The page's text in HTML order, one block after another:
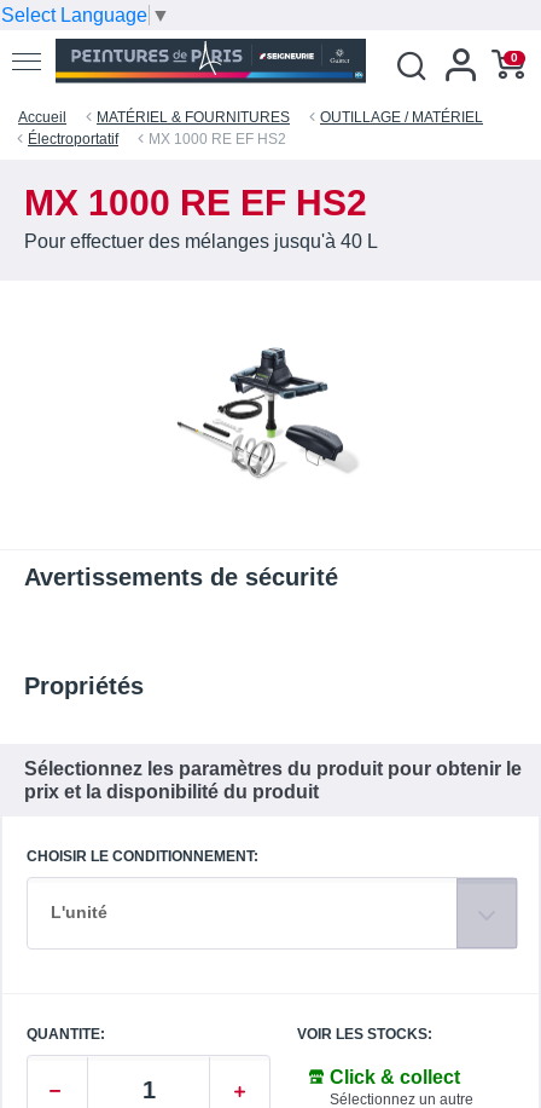
Select Language ▼
0
Accueil MATÉRIEL & FOURNITURES
OUTILLAGE / MATÉRIEL
Électroportatif
MX 1000 RE EF HS2
MX 1000 RE EF HS2
Pour effectuer des mélanges jusqu'à 40 L
Avertissements de sécurité
Propriétés
Sélectionnez les paramètres du produit pour obtenir le
prix et la disponibilité du produit
CHOISIR LE CONDITIONNEMENT:
L'unité
QUANTITE: VOIR LES STOCKS:
Click & collect
Sélectionnez un autre